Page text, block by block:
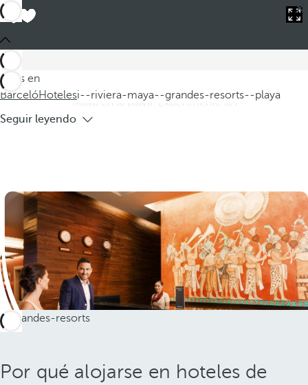
Estás en
BarcelóHotelesi--riviera-maya--grandes-resorts--playa
Barceló
i--riviera-maya--grandes-resorts--playa
Hoteles de grandes resorts de la Riviera
Maya en la playa
nuestra selección de hoteles de grandes resorts de la Riviera
Maya en la playa. Experimente un
Seguir leyendo
Por qué alojarse en hoteles de